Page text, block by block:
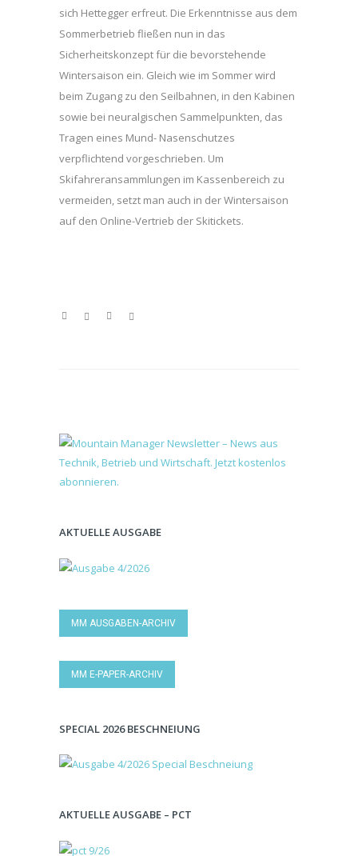
sich Hettegger erfreut. Die Erkenntnisse aus dem
Sommerbetrieb fließen nun in das
Sicherheitskonzept für die bevorstehende
Wintersaison ein. Gleich wie im Sommer wird
beim Zugang zu den Seilbahnen, in den Kabinen
sowie bei neuralgischen Sammelpunkten, das
Tragen eines Mund- Nasenschutzes
verpflichtend vorgeschrieben. Um
Skifahreransammlungen im Kassenbereich zu
vermeiden, setzt man auch in der Wintersaison
auf den Online-Vertrieb der Skitickets.
AKTUELLE AUSGABE
MM AUSGABEN-ARCHIV
MM E-PAPER-ARCHIV
SPECIAL 2026 BESCHNEIUNG
AKTUELLE AUSGABE – PCT